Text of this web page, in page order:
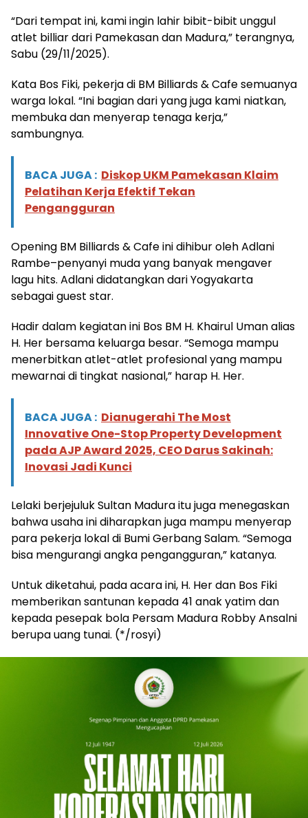
“Dari tempat ini, kami ingin lahir bibit-bibit unggul
atlet billiar dari Pamekasan dan Madura,” terangnya,
Sabu (29/11/2025).
Kata Bos Fiki, pekerja di BM Billiards & Cafe semuanya
warga lokal. “Ini bagian dari yang juga kami niatkan,
membuka dan menyerap tenaga kerja,”
sambungnya.
BACA JUGA : Diskop UKM Pamekasan Klaim
Pelatihan Kerja Efektif Tekan
Pengangguran
Opening BM Billiards & Cafe ini dihibur oleh Adlani
Rambe–penyanyi muda yang banyak mengaver
lagu hits. Adlani didatangkan dari Yogyakarta
sebagai guest star.
Hadir dalam kegiatan ini Bos BM H. Khairul Uman alias
H. Her bersama keluarga besar. “Semoga mampu
menerbitkan atlet-atlet profesional yang mampu
mewarnai di tingkat nasional,” harap H. Her.
BACA JUGA : Dianugerahi The Most
Innovative One-Stop Property Development
pada AJP Award 2025, CEO Darus Sakinah:
Inovasi Jadi Kunci
Lelaki berjejuluk Sultan Madura itu juga menegaskan
bahwa usaha ini diharapkan juga mampu menyerap
para pekerja lokal di Bumi Gerbang Salam. “Semoga
bisa mengurangi angka pengangguran,” katanya.
Untuk diketahui, pada acara ini, H. Her dan Bos Fiki
memberikan santunan kepada 41 anak yatim dan
kepada pesepak bola Persam Madura Robby Ansalni
berupa uang tunai. (*/rosyi)